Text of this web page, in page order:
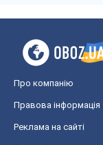
Про компанію
Правова інформація
Реклама на сайті